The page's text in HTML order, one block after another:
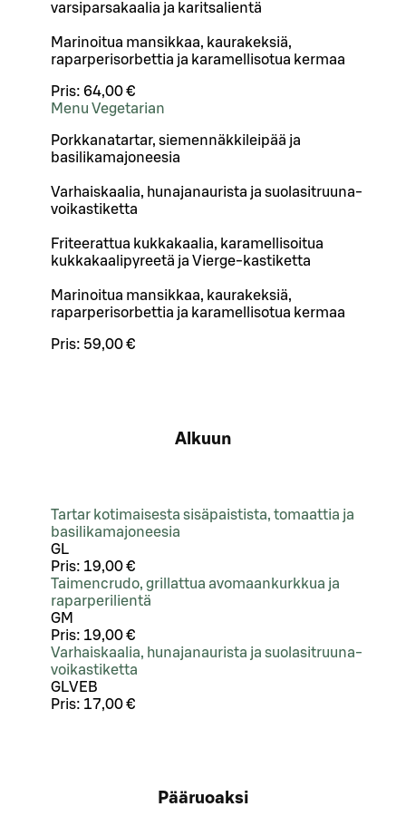
varsiparsakaalia ja karitsalientä
Marinoitua mansikkaa, kaurakeksiä,
raparperisorbettia ja karamellisotua kermaa
Pris: 64,00 €
Menu Vegetarian
Porkkanatartar, siemennäkkileipää ja
basilikamajoneesia
Varhaiskaalia, hunajanaurista ja suolasitruuna-
voikastiketta
Friteerattua kukkakaalia, karamellisoitua
kukkakaalipyreetä ja Vierge-kastiketta
Marinoitua mansikkaa, kaurakeksiä,
raparperisorbettia ja karamellisotua kermaa
Pris: 59,00 €
Alkuun
Tartar kotimaisesta sisäpaistista, tomaattia ja
basilikamajoneesia
GL
Pris: 19,00 €
Taimencrudo, grillattua avomaankurkkua ja
raparperilientä
GM
Pris: 19,00 €
Varhaiskaalia, hunajanaurista ja suolasitruuna-
voikastiketta
GLVEB
Pris: 17,00 €
Pääruoaksi